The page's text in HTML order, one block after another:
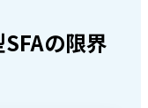
の限界